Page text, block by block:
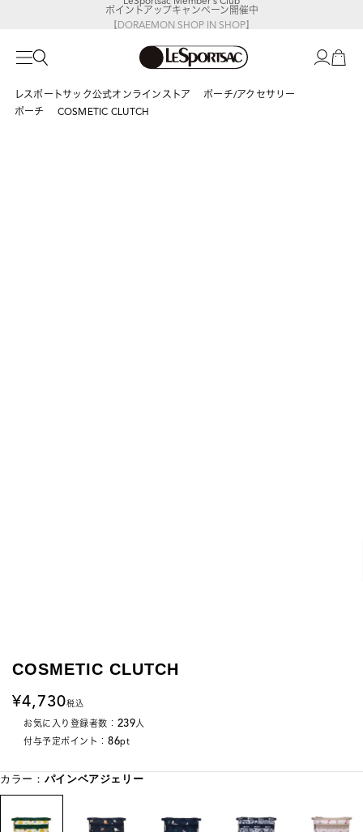
【DORAEMON SHOP IN SHOP】
8/5～表参道フラッグシップストア
レスポートサック公式オンラインストア
ポーチ/アクセサリー
ポーチ
COSMETIC CLUTCH
COSMETIC CLUTCH
4,730税込
お気に入り登録者数： 239人
付与予定ポイント： 86pt
カラー： パインベアジェリー